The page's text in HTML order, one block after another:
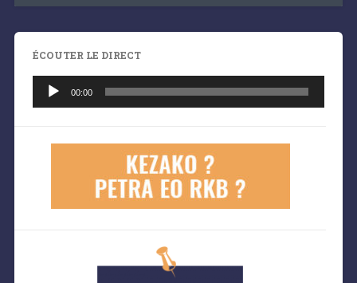
ÉCOUTER LE DIRECT
audio
00:00